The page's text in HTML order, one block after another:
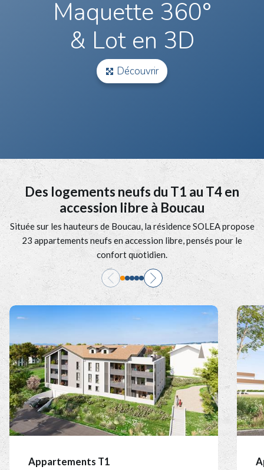
Des logements neufs du T1 au T4 en
accession libre à Boucau
Située sur les hauteurs de Boucau, la résidence SOLEA propose
23 appartements neufs en accession libre, pensés pour le
confort quotidien.
Appartements T1